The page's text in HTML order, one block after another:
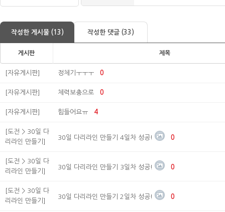
작성한 게시물 (13) 작성한 댓글 (33)
게시판 제목
[자유게시판] 정체기ㅜㅜㅜ 0
[자유게시판] 체력보충으로 0
[자유게시판] 힘들어요ㅠ 4
[도전 > 30일 다
리라인 만들기]
30일 다리라인 만들기 4일차 성공! 0
[도전 > 30일 다
리라인 만들기]
30일 다리라인 만들기 3일차 성공! 0
[도전 > 30일 다
리라인 만들기]
30일 다리라인 만들기 2일차 성공! 0